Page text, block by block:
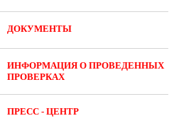
ДОКУМЕНТЫ
ИНФОРМАЦИЯ О ПРОВЕДЕННЫХ
ПРОВЕРКАХ
ПРЕСС - ЦЕНТР